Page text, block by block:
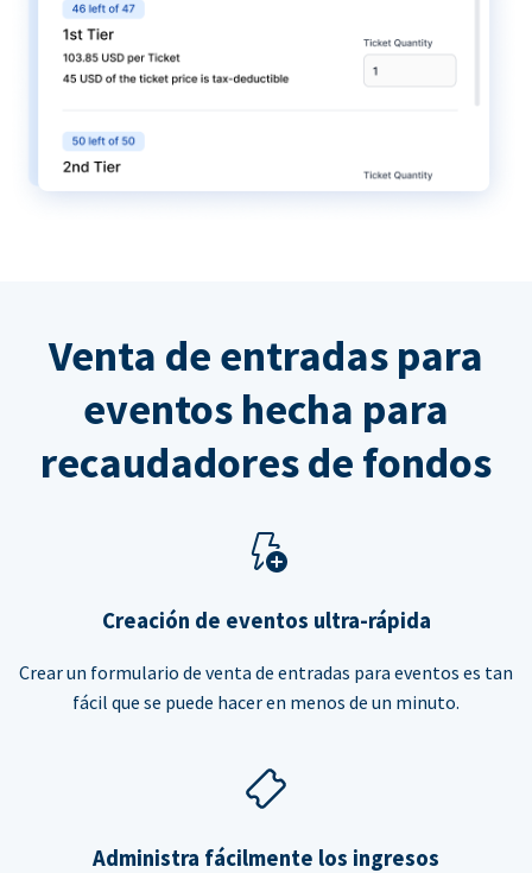
Venta de entradas para
eventos hecha para
recaudadores de fondos
Creación de eventos ultra-rápida
Crear un formulario de venta de entradas para eventos es tan
fácil que se puede hacer en menos de un minuto.
Administra fácilmente los ingresos